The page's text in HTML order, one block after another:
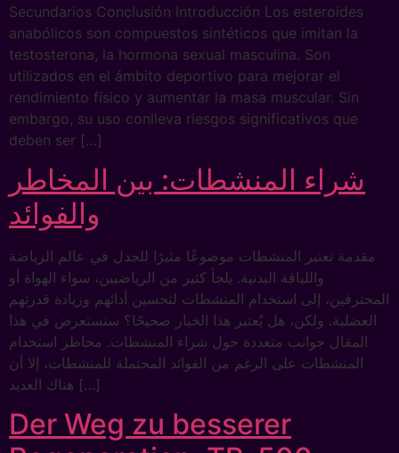
Secundarios Conclusión Introducción Los esteroides
anabólicos son compuestos sintéticos que imitan la
testosterona, la hormona sexual masculina. Son
utilizados en el ámbito deportivo para mejorar el
rendimiento físico y aumentar la masa muscular. Sin
embargo, su uso conlleva riesgos significativos que
deben ser […]
شراء المنشطات: بين المخاطر
والفوائد
مقدمة تعتبر المنشطات موضوعًا مثيرًا للجدل في عالم الرياضة
واللياقة البدنية. يلجأ كثير من الرياضيين، سواء الهواة أو
المحترفين، إلى استخدام المنشطات لتحسين أدائهم وزيادة قدرتهم
العضلية. ولكن، هل يُعتبر هذا الخيار صحيحًا؟ سنستعرض في هذا
المقال جوانب متعددة حول شراء المنشطات. مخاطر استخدام
المنشطات على الرغم من الفوائد المحتملة للمنشطات، إلا أن
هناك العديد […]
Der Weg zu besserer